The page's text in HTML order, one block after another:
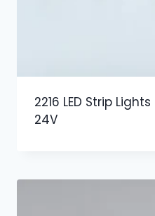
2216 LED Strip
24V